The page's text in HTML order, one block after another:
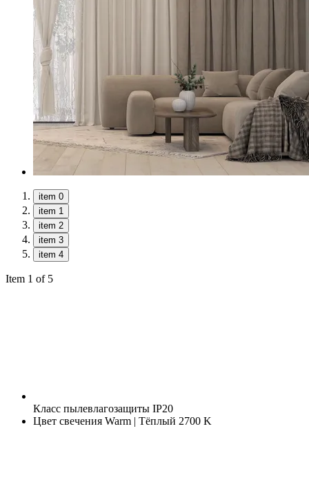
item 0
item 1
item 2
item 3
item 4
Item 1 of 5
Класс пылевлагозащиты IP20
Цвет свечения Warm | Тёплый 2700 K